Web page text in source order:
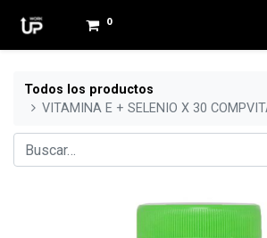
0
Todos los productos
VITAMINA E + SELENIO X 30